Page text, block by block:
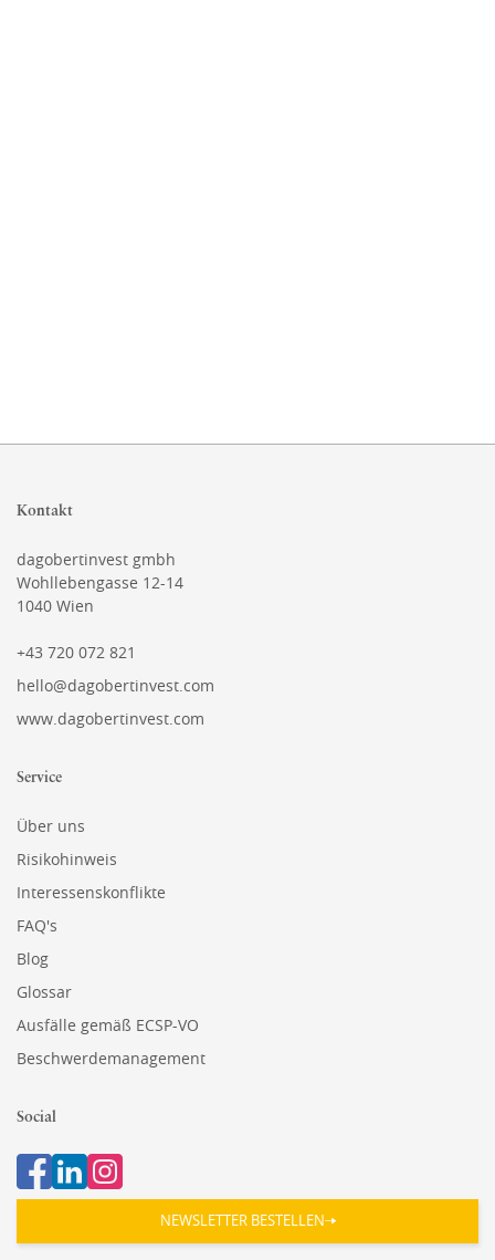
Kontakt
dagobertinvest gmbh
Wohllebengasse 12-14
1040 Wien
+43 720 072 821
hello@dagobertinvest.com
www.dagobertinvest.com
Service
Über uns
Risikohinweis
Interessenskonflikte
FAQ's
Blog
Glossar
Ausfälle gemäß ECSP-VO
Beschwerdemanagement
Social
NEWSLETTER BESTELLEN